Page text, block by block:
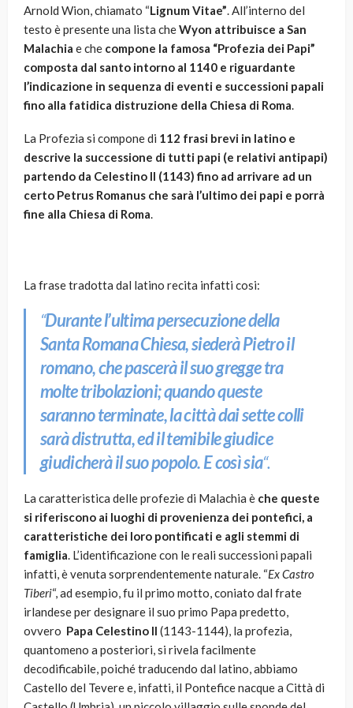
Arnold Wion, chiamato “Lignum Vitae”. All’interno del
testo è presente una lista cheWyon attribuisce a San
Malachia e che compone la famosa “Profezia dei Papi”
composta dal santo intorno al 1140 e riguardante
l’indicazione in sequenza di eventi e successioni papali
fino alla fatidica distruzione della Chiesa di Roma.
La Profezia si compone di 112 frasi brevi in latino e
descrive la successione di tutti papi (e relativi antipapi)
partendo da Celestino II (1143) fino ad arrivare ad un
certo Petrus Romanus che sarà l’ultimo dei papi e porrà
fine alla Chiesa di Roma.
La frase tradotta dal latino recita infatti cosi:
“Durante l’ultima persecuzione della
Santa Romana Chiesa, siederà Pietro il
romano, che pascerà il suo gregge tra
molte tribolazioni; quando queste
saranno terminate, la città dai sette colli
sarà distrutta, ed il temibile giudice
giudicherà il suo popolo. E così sia“.
La caratteristica delle profezie di Malachia è che queste
si riferiscono ai luoghi di provenienza dei pontefici, a
caratteristiche dei loro pontificati e agli stemmi di
famiglia. L’identificazione con le reali successioni papali
infatti, è venuta sorprendentemente naturale. “Ex Castro
Tiberi“, ad esempio, fu il primo motto, coniato dal frate
irlandese per designare il suo primo Papa predetto,
ovvero Papa Celestino II (1143-1144), la profezia,
quantomeno a posteriori, si rivela facilmente
decodificabile, poiché traducendo dal latino, abbiamo
Castello del Tevere e, infatti, il Pontefice nacque a Città di